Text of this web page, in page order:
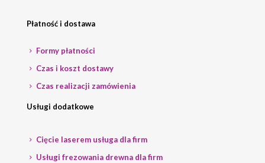
Płatność i dostawa
Formy płatności
Czas i koszt dostawy
Czas realizacji zamówienia
Usługi dodatkowe
Cięcie laserem usługa dla firm
Usługi frezowania drewna dla firm